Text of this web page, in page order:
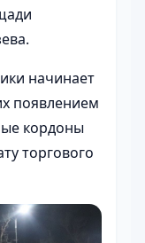
начинает
появлением
кордоны
торгового